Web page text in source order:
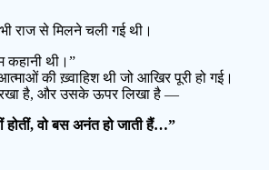
राज से मिलने चली गई थी।
कहानी थी।”
की ख़्वाहिश थी जो आखिर पूरी हो गई।
है, और उसके ऊपर लिखा है —
होतीं, वो बस अनंत हो जाती हैं…”